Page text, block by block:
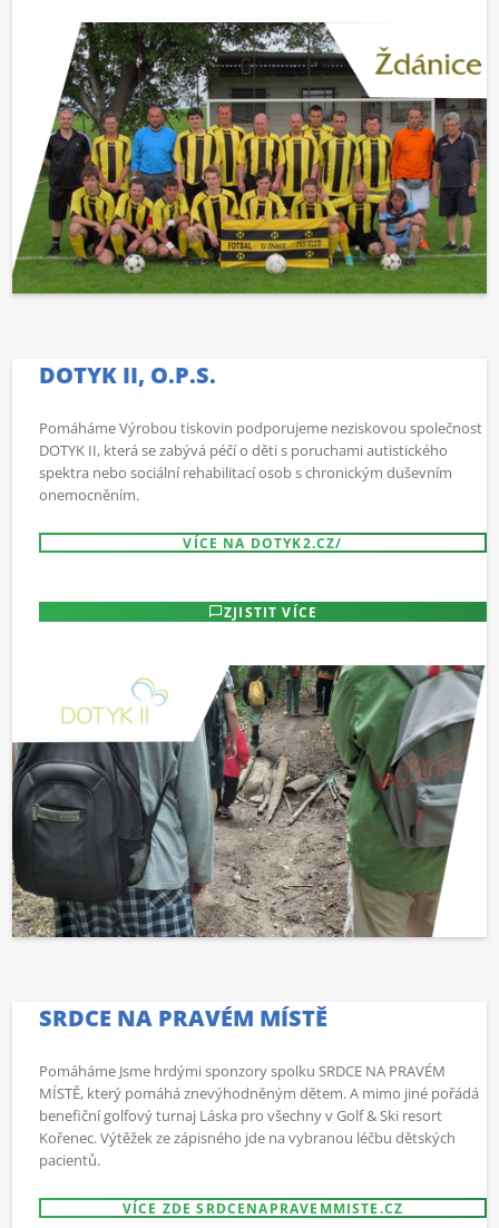
DOTYK II, O.P.S.
Pomáháme Výrobou tiskovin podporujeme neziskovou společnost
DOTYK II, která se zabývá péčí o děti s poruchami autistického
spektra nebo sociální rehabilitací osob s chronickým duševním
onemocněním.
VÍCE NA DOTYK2.CZ/
ZJISTIT VÍCE
SRDCE NA PRAVÉM MÍSTĚ
Pomáháme Jsme hrdými sponzory spolku SRDCE NA PRAVÉM
MÍSTĚ, který pomáhá znevýhodněným dětem. A mimo jiné pořádá
benefiční golfový turnaj Láska pro všechny v Golf & Ski resort
Kořenec. Výtěžek ze zápisného jde na vybranou léčbu dětských
pacientů.
VÍCE ZDE SRDCENAPRAVEMMISTE.CZ